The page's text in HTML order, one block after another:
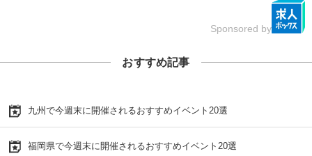
Sponsored by
おすすめ記事
九州で今週末に開催されるおすすめイベント20選
福岡県で今週末に開催されるおすすめイベント20選